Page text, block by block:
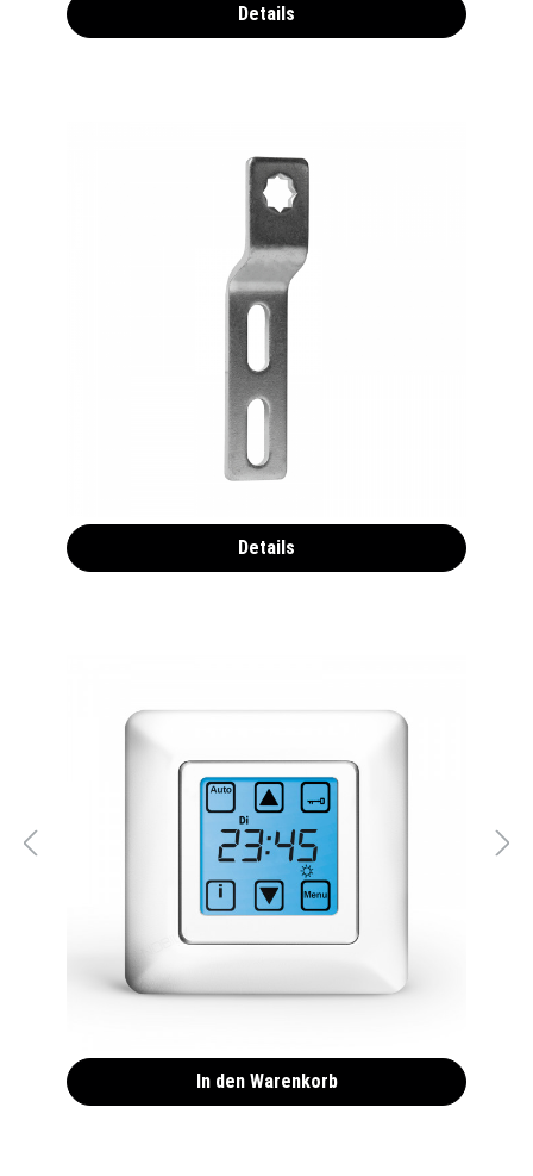
Details
Fertigkastenlager m. Sternaufnahme
Details
Rolladen Zeitschaltuhr Quattro S 50 ultraweiß
In den Warenkorb